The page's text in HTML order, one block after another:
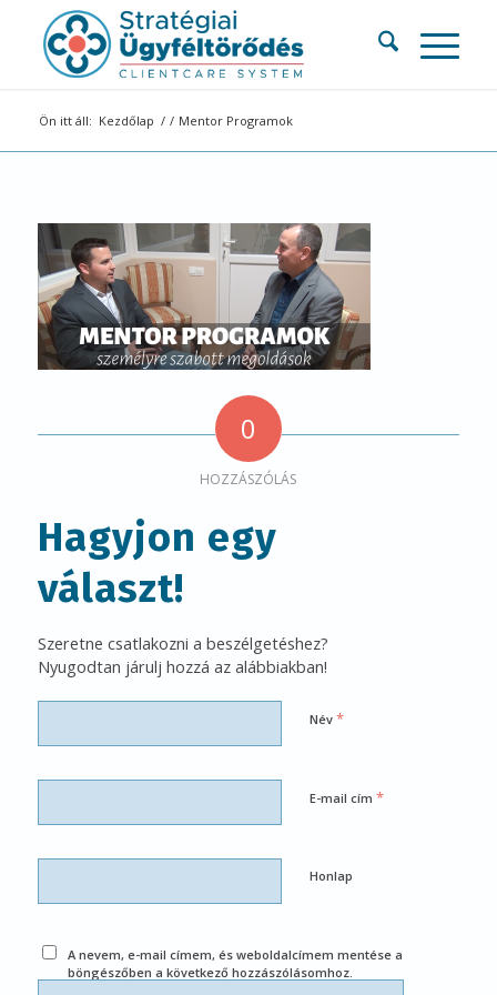
Ön itt áll: Kezdőlap / / Mentor Programok
0
HOZZÁSZÓLÁS
Hagyjon egy
választ!
Szeretne csatlakozni a beszélgetéshez?
Nyugodtan járulj hozzá az alábbiakban!
Név *
E-mail cím *
Honlap
A nevem, e-mail címem, és weboldalcímem mentése a
böngészőben a következő hozzászólásomhoz.